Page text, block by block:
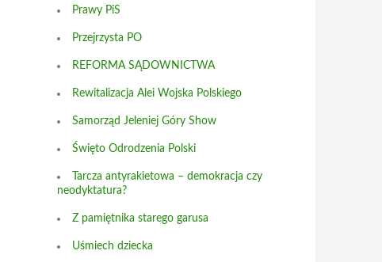
Prawy PiS
Przejrzysta PO
REFORMA SĄDOWNICTWA
Rewitalizacja Alei Wojska Polskiego
Samorząd Jeleniej Góry Show
Święto Odrodzenia Polski
Tarcza antyrakietowa – demokracja czy
neodyktatura?
Z pamiętnika starego garusa
Uśmiech dziecka